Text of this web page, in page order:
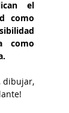
el
como
como
dibujar,